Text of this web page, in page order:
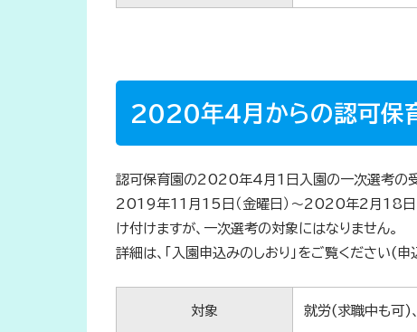
2020年4月からの認可保
認可保育園の2020年4月1日入園の一次選考の受
2019年11月15日（金曜日）～2020年2月18日（
け付けますが、一次選考の対象にはなりません。
詳細は、「入園申込みのしおり」をご覧ください(
対象 就労(求職中も可)